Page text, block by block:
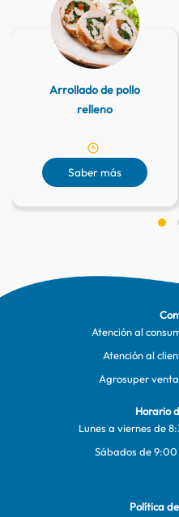
Arrollado de pollo
relleno
Saber más
Atención al
Atención al
Agrosuper
Horario
Lunes a viernes de
Sábados de 9:00
Política